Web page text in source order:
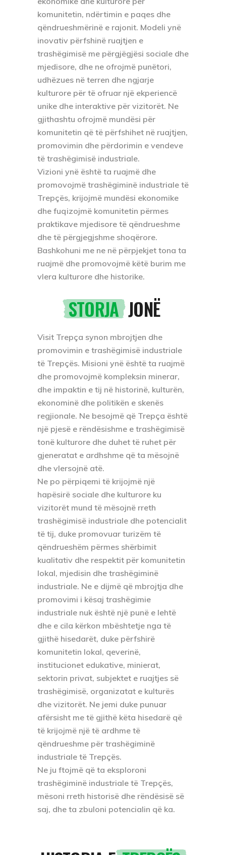
komunitetin, ndërtimin e paqes dhe
qëndrueshmërinë e rajonit. Modeli ynë
inovativ përfshinë ruajtjen e
trashëgimisë me përgjëgjësi sociale dhe
mjedisore, dhe ne ofrojmë punëtori,
udhëzues në terren dhe ngjarje
kulturore për të ofruar një ekperiencë
unike dhe interaktive për vizitorët. Ne
gjithashtu ofrojmë mundësi për
komunitetin që të përfshihet në ruajtjen,
promovimin dhe përdorimin e vendeve
të trashëgimisë industriale.
Vizioni ynë është ta ruajmë dhe
promovojmë trashëgiminë industriale të
Trepçës, krijojmë mundësi ekonomike
dhe fuqizojmë komunitetin përmes
praktikave mjedisore të qëndrueshme
dhe të përgjegjshme shoqërore.
Bashkohuni me ne në përpjekjet tona ta
ruajmë dhe promovojmë këtë burim me
vlera kulturore dhe historike.
STORJA JONË
Visit Trepça synon mbrojtjen dhe
promovimin e trashëgimisë industriale
të Trepçës. Misioni ynë është ta ruajmë
dhe promovojmë kompleksin minerar,
dhe impaktin e tij në historinë, kulturën,
ekonominë dhe politikën e skenës
regjionale. Ne besojmë që Trepça është
një pjesë e rëndësishme e trashëgimisë
tonë kulturore dhe duhet të ruhet për
gjeneratat e ardhshme që ta mësojnë
dhe vlersojnë atë.
Ne po përpiqemi të krijojmë një
hapësirë sociale dhe kulturore ku
vizitorët mund të mësojnë rreth
trashëgimisë industriale dhe potencialit
të tij, duke promovuar turizëm të
qëndrueshëm përmes shërbimit
kualitativ dhe respektit për komunitetin
lokal, mjedisin dhe trashëgiminë
industriale. Ne e dijmë që mbrojtja dhe
promovimi i kësaj trashëgimie
industriale nuk është një punë e lehtë
dhe e cila kërkon mbështetje nga të
gjithë hisedarët, duke përfshirë
komunitetin lokal, qeverinë,
institucionet edukative, minierat,
sektorin privat, subjektet e ruajtjes së
trashëgimisë, organizatat e kulturës
dhe vizitorët. Ne jemi duke punuar
afërsisht me të gjithë këta hisedarë që
të krijojmë një të ardhme të
qëndrueshme për trashëgiminë
industriale të Trepçës.
Ne ju ftojmë që ta eksploroni
trashëgiminë industriale të Trepçës,
mësoni rreth historisë dhe rëndësisë së
saj, dhe ta zbuloni potencialin që ka.